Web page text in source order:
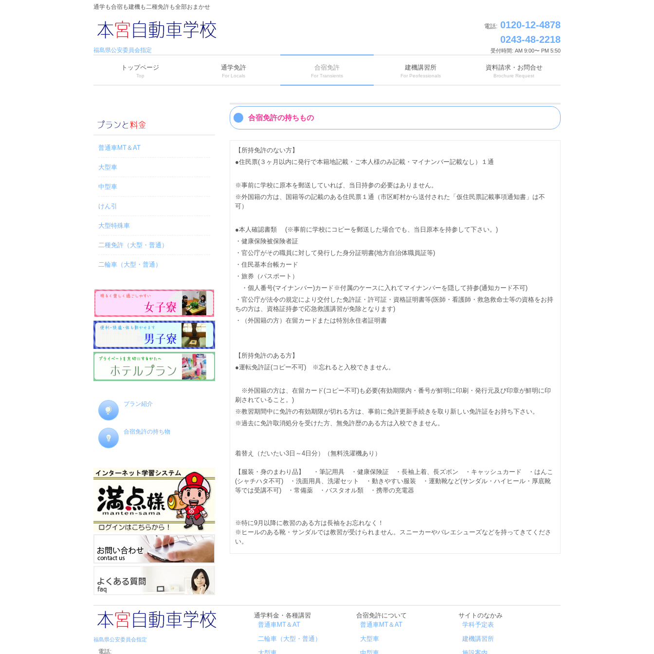
通学も合宿も建機も二種免許も全部おまかせ
福島県公安委員会指定
電話: 0120-12-4878
0243-48-2218
受付時間: AM 9:00〜 PM 5:50
トップページ
Top
通学免許
For Locals
合宿免許
For Transients
建機講習所
For Peofessionals
資料請求・お問合せ
Brochure Request
合宿免許の持ちもの
【所持免許のない方】
●住民票(３ヶ月以内に発行で本籍地記載・ご本人様のみ記載・マイナンバー記載なし）１通
※事前に学校に原本を郵送していれば、当日持参の必要はありません。
※外国籍の方は、国籍等の記載のある住民票１通（市区町村から送付された「仮住民票記載事項通知書」は不
可）
●本人確認書類 (※事前に学校にコピーを郵送した場合でも、当日原本を持参して下さい。)
・健康保険被保険者証
・官公庁がその職員に対して発行した身分証明書(地方自治体職員証等)
・住民基本台帳カード
・旅券（パスポート）
・個人番号(マイナンバー)カード※付属のケースに入れてマイナンバーを隠して持参(通知カード不可)
・官公庁が法令の規定により交付した免許証・許可証・資格証明書等(医師・看護師・救急救命士等の資格をお持
ちの方は、資格証持参で応急救護講習が免除となります)
・（外国籍の方）在留カードまたは特別永住者証明書
【所持免許のある方】
●運転免許証(コピー不可) ※忘れると入校できません。
※外国籍の方は、在留カード(コピー不可)も必要(有効期限内・番号が鮮明に印刷・発行元及び印章が鮮明に印
刷されていること。)
※教習期間中に免許の有効期限が切れる方は、事前に免許更新手続きを取り新しい免許証をお持ち下さい。
※過去に免許取消処分を受けた方、無免許歴のある方は入校できません。
着替え（だいたい3日～4日分）（無料洗濯機あり）
【服装・身のまわり品】 ・筆記用具 ・健康保険証 ・長袖上着、長ズボン ・キャッシュカード ・はんこ
(シャチハタ不可) ・洗面用具、洗濯セット ・動きやすい服装 ・運動靴など(サンダル・ハイヒール・厚底靴
等では受講不可) ・常備薬 ・バスタオル類 ・携帯の充電器
※特に9月以降に教習のある方は長袖をお忘れなく！
※ヒールのある靴・サンダルでは教習が受けられません。スニーカーやバレエシューズなどを持ってきてくださ
い。
普通車MT＆AT
大型車
中型車
けん引
大型特殊車
二種免許（大型・普通）
二輪車（大型・普通）
プラン紹介
合宿免許の持ち物
福島県公安委員会指定
電話:
サイトのなかみ
学科予定表
建機講習所
合宿免許について
普通車MT＆AT
大型車
通学料金・各種講習
普通車MT＆AT
二輪車（大型・普通）